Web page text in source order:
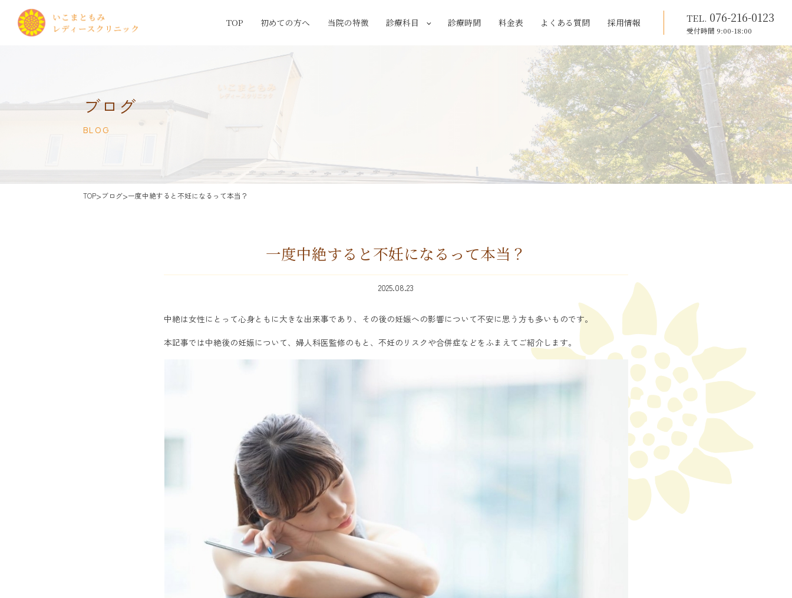
TOP 初めての方へ 当院の特徴 診療科目 診療時間 料金表 よくある質問 採用情報 TEL. 076-216-0123
受付時間 9:00-18:00
ブログ
BLOG
TOP>ブログ>一度中絶すると不妊になるって本当？
一度中絶すると不妊になるって本当？
2025.08.23
中絶は女性にとって心身ともに大きな出来事であり、その後の妊娠への影響について不安に思う方も多いものです。
本記事では中絶後の妊娠について、婦人科医監修のもと、不妊のリスクや合併症などをふまえてご紹介します。